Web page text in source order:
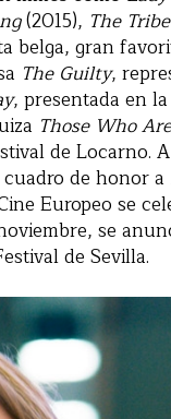
(2015), The Tribe
belga, gran
The Guilty,
, presentada en
Those Who
de Locarno.
de honor a
Europeo se
se
de Sevilla.